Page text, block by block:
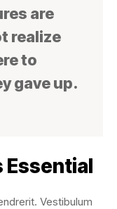
are
realize
to
gave up.
Essential
Vestibulum